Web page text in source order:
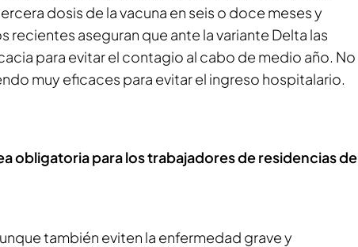
dosis de la vacuna en seis o doce meses y
recientes aseguran que ante la variante Delta las
para evitar el contagio al cabo de medio año. No
muy eficaces para evitar el ingreso hospitalario.
obligatoria para los trabajadores de residencias de
también eviten la enfermedad grave y